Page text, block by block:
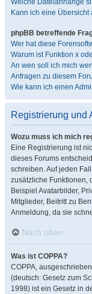
Welche Dateianhänge
Kann ich eine
phpBB betreffende
Wer hat diese
Warum ist Funktion x
An wen soll ich mich
Anfragen zu diesem
Wie kann ich einen
Registrierung und
Wozu muss ich mich
Eine Registrierung ist
dieses Forums
schreiben. Auf jeden
zusätzliche Funktionen,
Beispiel Avatarbilder,
Mitglieder, Beitritt zu
Anmeldung, da sie
Nach oben
Was ist COPPA?
COPPA,
(deutsch: Gesetz zum
1998) ist ein Gesetz in